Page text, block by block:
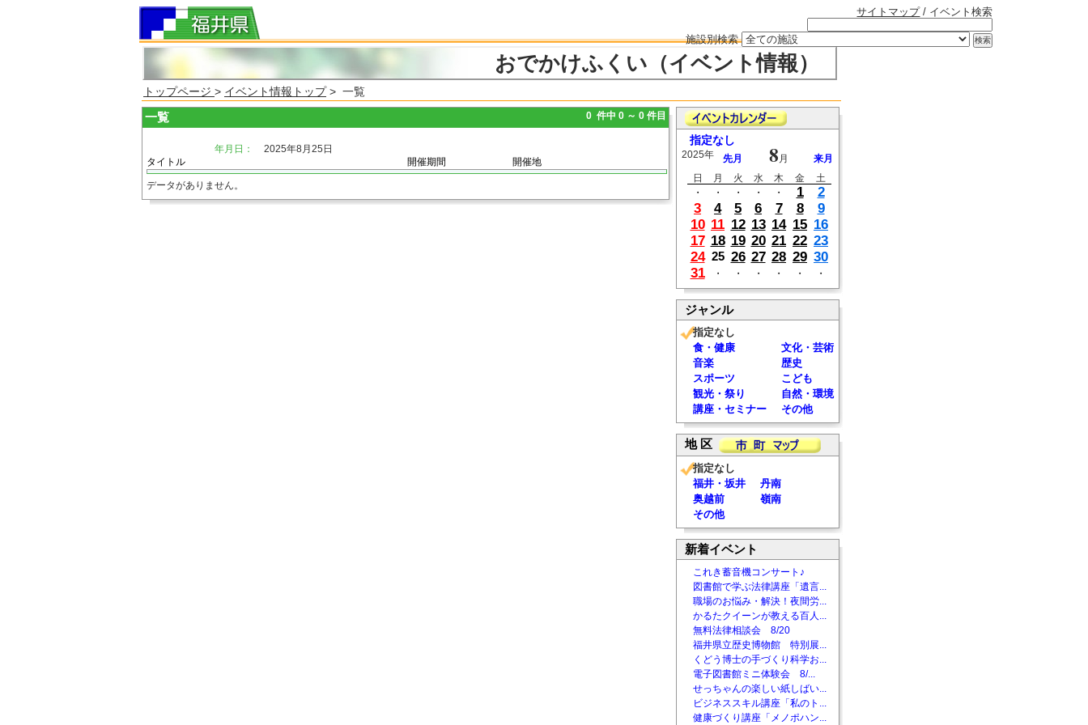
サイトマップ/ イベント検索
施設別検索
おでかけふくい（イベント情報）
トップページ > イベント情報トップ> 一覧
一覧 0 件中 0 ～ 0 件目
年月日：
2025年8月25日
タイトル
開催期間 開催地
データがありません。
指定なし
2025年 先月 8 月
来月
日
月 火 水 木 金
土
・
・ ・ ・ ・ 1
2
3
4 5 6 7 8
9
10 11 12 13 14 15 16
17 18 19 20 21 22 23
24 25 26 27 28 29 30
31
・ ・ ・ ・ ・ ・
ジャンル
指定なし
食・健康
文化・芸術
音楽
歴史
スポーツ
こども
観光・祭り
自然・環境
講座・セミナー
その他
地 区
指定なし
福井・坂井
丹南
奥越前
嶺南
その他
新着イベント
これき蓄音機コンサート♪
図書館で学ぶ法律講座「遺言...
職場のお悩み・解決！夜間労...
かるたクイーンが教える百人...
無料法律相談会 8/20
福井県立歴史博物館 特別展...
くどう博士の手づくり科学お...
電子図書館ミニ体験会 8/...
せっちゃんの楽しい紙しばい...
ビジネススキル講座「私のト...
健康づくり講座「メノポハン...